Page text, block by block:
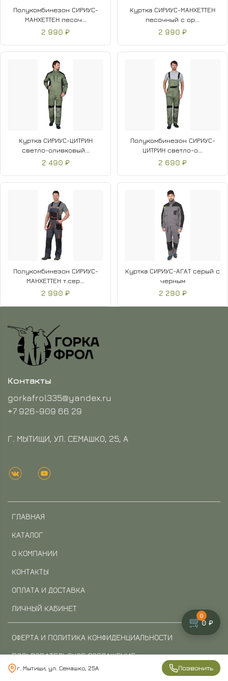
г. Мытищи, ул. Семашко, 25А Позвонить
Полукомбинезон СИРИУС-
МАНХЕТТЕН песоч...
2 990 ₽
Куртка СИРИУС-МАНХЕТТЕН
песочный с ор...
2 990 ₽
Куртка СИРИУС-ЦИТРИН
светло-оливковый...
2 490 ₽
Полукомбинезон СИРИУС-
ЦИТРИН светло-о...
2 690 ₽
Полукомбинезон СИРИУС-
МАНХЕТТЕН т.сер...
2 990 ₽
Куртка СИРИУС-АГАТ серый с
черным
2 290 ₽
ГЛАВНАЯ
КАТАЛОГ
О КОМПАНИИ
КОНТАКТЫ
ОПЛАТА И ДОСТАВКА
ЛИЧНЫЙ КАБИНЕТ
ОФЕРТА И ПОЛИТИКА КОНФИДЕНЦИАЛЬНОСТИ
ПОЛЬЗОВАТЕЛЬСКОЕ СОГЛАШЕНИЕ
УСЛОВИЯ ОБМЕНА И ВОЗВРАТА
Контакты
gorkafrol335@yandex.ru
+7 926-909 66 29
Г. МЫТИЩИ, УЛ. СЕМАШКО, 25, А
🛒
0
0 ₽